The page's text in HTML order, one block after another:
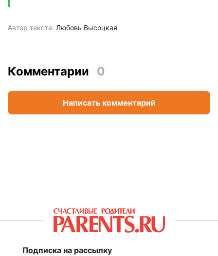
Автор текста: Любовь Высоцкая
Комментарии 0
Написать комментарий
Подписка на рассылку